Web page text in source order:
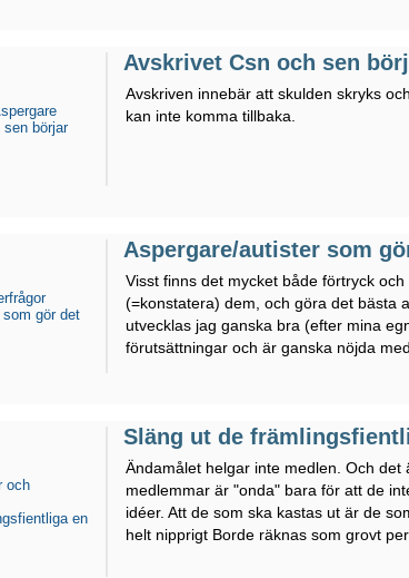
Avskrivet Csn och sen
Avskriven innebär att skulden skryks
kan inte komma tillbaka.
börjar
Aspergare/autister som
Visst finns det mycket både förtryck
(=konstatera) dem, och göra det bästa
utvecklas jag ganska bra (efter mina
förutsättningar och är ganska nöjda
gör det
Släng ut de
Ändamålet helgar inte medlen. Och
medlemmar är "onda" bara för att de
idéer. Att de som ska kastas ut är de
helt nipprigt Borde räknas som grovt
och
en